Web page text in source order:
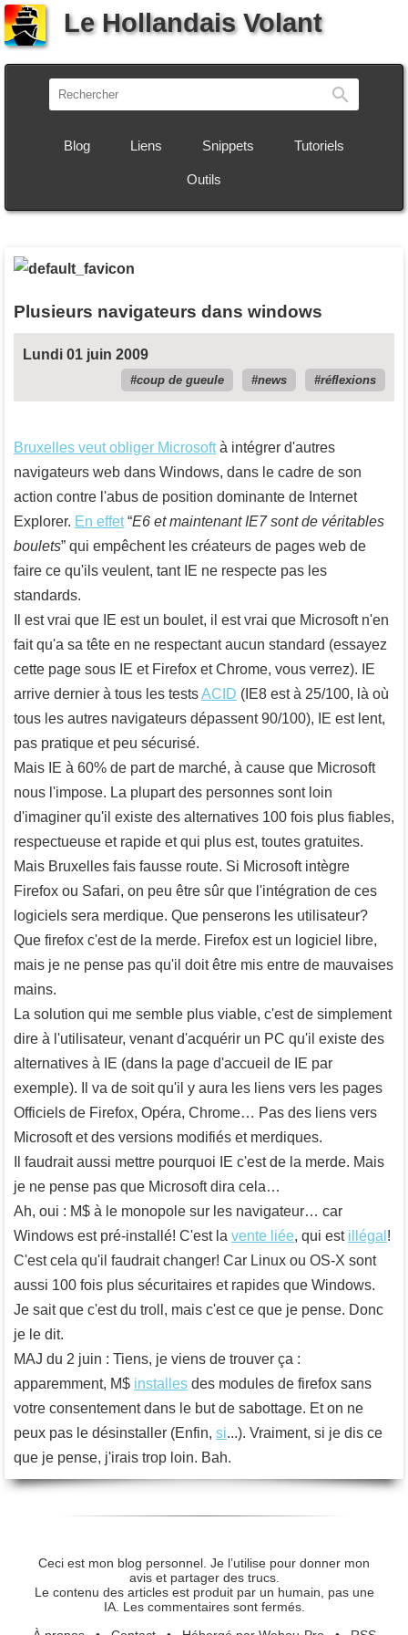
Le Hollandais Volant
Blog Liens Snippets Tutoriels
Outils
Plusieurs navigateurs dans windows
Lundi 01 juin 2009
coup de gueule news réflexions
Bruxelles veut obliger Microsoftà intégrer d'autres
navigateurs web dans Windows, dans le cadre de son
action contre l'abus de position dominante de Internet
Explorer. En effet“E6 et maintenant IE7 sont de véritables
boulets” qui empêchent les créateurs de pages web de
faire ce qu'ils veulent, tant IE ne respecte pas les
standards.
Il est vrai que IE est un boulet, il est vrai que Microsoft n'en
fait qu'a sa tête en ne respectant aucun standard (essayez
cette page sous IE et Firefox et Chrome, vous verrez). IE
arrive dernier à tous les testsACID (IE8 est à 25/100, là où
tous les autres navigateurs dépassent 90/100), IE est lent,
pas pratique et peu sécurisé.
Mais IE à 60% de part de marché, à cause que Microsoft
nous l'impose. La plupart des personnes sont loin
d'imaginer qu'il existe des alternatives 100 fois plus fiables,
respectueuse et rapide et qui plus est, toutes gratuites.
Mais Bruxelles fais fausse route. Si Microsoft intègre
Firefox ou Safari, on peu être sûr que l'intégration de ces
logiciels sera merdique. Que penserons les utilisateur?
Que firefox c'est de la merde. Firefox est un logiciel libre,
mais je ne pense pas qu'il doit être mis entre de mauvaises
mains.
La solution qui me semble plus viable, c'est de simplement
dire à l'utilisateur, venant d'acquérir un PC qu'il existe des
alternatives à IE (dans la page d'accueil de IE par
exemple). Il va de soit qu'il y aura les liens vers les pages
Officiels de Firefox, Opéra, Chrome… Pas des liens vers
Microsoft et des versions modifiés et merdiques.
Il faudrait aussi mettre pourquoi IE c'est de la merde. Mais
je ne pense pas que Microsoft dira cela…
Ah, oui : M$ à le monopole sur les navigateur… car
Windows est pré-installé! C'est la vente liée, qui est illégal !
C'est cela qu'il faudrait changer! Car Linux ou OS-X sont
aussi 100 fois plus sécuritaires et rapides que Windows.
Je sait que c'est du troll, mais c'est ce que je pense. Donc
je le dit.
MAJ du 2 juin : Tiens, je viens de trouver ça :
apparemment, M$ installes des modules de firefox sans
votre consentement dans le but de sabottage. Et on ne
peux pas le désinstaller (Enfin, si...). Vraiment, si je dis ce
que je pense, j'irais trop loin. Bah.
Ceci est mon blog personnel. Je l’utilise pour donner mon
avis et partager des trucs.
Le contenu des articles est produit par un humain, pas une
IA. Les commentaires sont fermés.